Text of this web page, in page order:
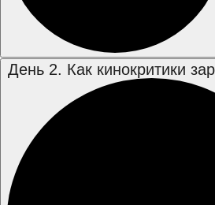
День 2. Как кинокритики